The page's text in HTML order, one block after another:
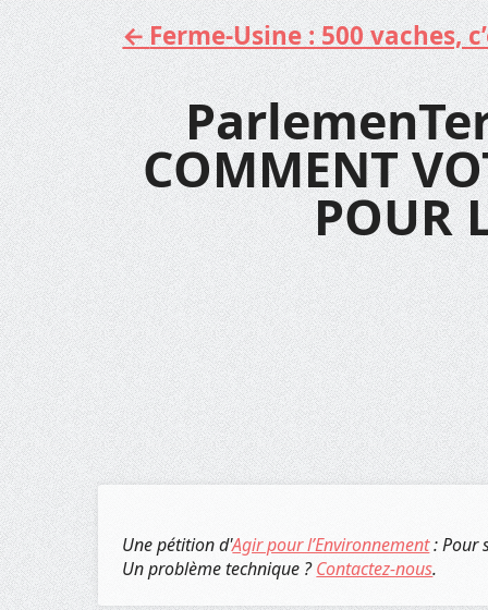
Aller
au
contenu
Ferme-Usine : 500 vaches,
COMMENT
POUR
Une pétition d'Agir pour l’Environnement: Pour
Un problème technique ?Contactez-nous.